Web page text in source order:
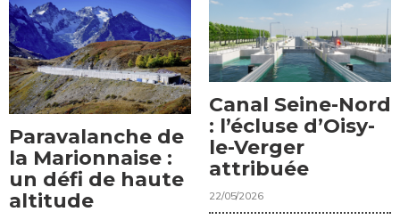
Paravalanche de
la Marionnaise :
un défi de haute
altitude
Canal Seine-Nord
: l’écluse d’Oisy-
le-Verger
attribuée
22/05/2026